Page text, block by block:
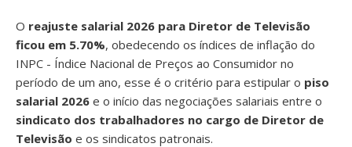
O reajuste salarial 2026 para Diretor de Televisão
ficou em 5.70%, obedecendo os índices de inflação do
INPC - Índice Nacional de Preços ao Consumidor no
período de um ano, esse é o critério para estipular o piso
salarial 2026 e o início das negociações salariais entre o
sindicato dos trabalhadores no cargo de Diretor de
Televisão e os sindicatos patronais.